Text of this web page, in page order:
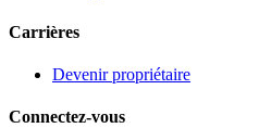
Carrières
Devenir propriétaire
Connectez-vous